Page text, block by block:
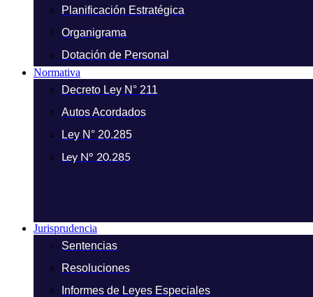
Planificación Estratégica
Organigrama
Dotación de Personal
Normativa
Decreto Ley N° 211
Autos Acordados
Ley N° 20.285
Ley N° 20.285
Jurisprudencia
Sentencias
Resoluciones
Informes de Leyes Especiales